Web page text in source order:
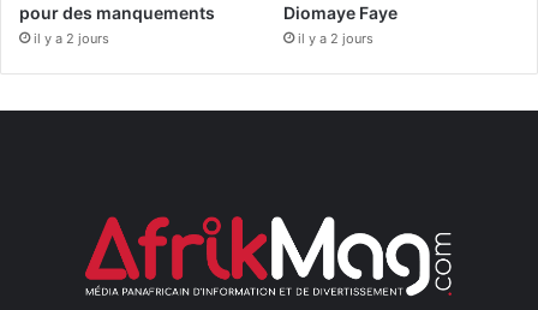
pour des manquements
il y a 2 jours
Diomaye Faye
il y a 2 jours